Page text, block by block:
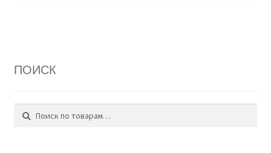
ПОИСК
Поиск